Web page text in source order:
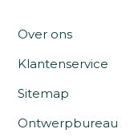
Over ons
Klantenservice
Sitemap
Ontwerpbureau